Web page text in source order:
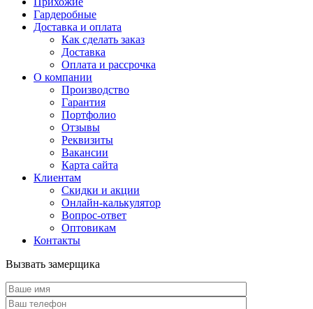
Гардеробные
Доставка и оплата
Как сделать заказ
Доставка
Оплата и рассрочка
О компании
Производство
Гарантия
Портфолио
Отзывы
Реквизиты
Вакансии
Карта сайта
Клиентам
Скидки и акции
Онлайн-калькулятор
Вопрос-ответ
Оптовикам
Контакты
Вызвать замерщика